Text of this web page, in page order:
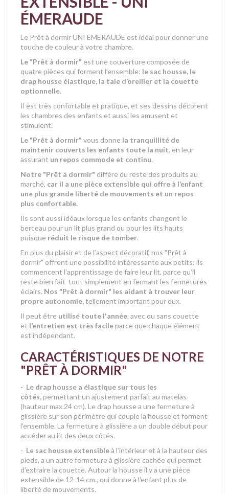
ÉMERAUDE
Le Prêt à dormir UNI ÉMERAUDE est idéal pour donner une
touche de couleur à votre chambre.
Le "Prêt à dormir" est une couverture composée de
quatre pièces qui forment l’ensemble: le sac housse, le
drap housse élastique, la taie d’oreiller et la couette
optionnelle.
Il est très confortable et pratique, et ses dessins décorent
les chambres des enfants et aussi les amusent et
stimulent.
Le "Prêt à dormir" vous donne la tranquillité de
maintenir couverts les enfants toute la nuit, en leur
assurant un repos commode et continu.
Notre "Prêt à dormir" diffère du reste des produits au
marché, car il a une pièce extensible qui offre à l’enfant
une plus grande liberté de mouvements et un repos
plus confortable.
Ils sont aussi idéaux lorsque les enfants changent le
berceau pour un lit plus grand ou pour les lits hauts
puisque réduit le risque de tomber.
En plus du plaisir et de l’aspect décoratif, nos "Prêt à
dormir" offrent une possibilité intéressante aux petits: ils
commencent l'apprentissage de faire leur lit, parce qu’il
reste bien fait tout simplement en fermant les fermetures
éclairs. Nos "Prêt à dormir" les aidant à trouver leur
propre autonomie,tellement important pour eux.
Il peut être utilisé toute l'année, avec ou sans couette
et l’entretien est très facileparce que chaque élément
est indépendant.
CARACTÉRISTIQUES DE NOTRE
"PRÊT À DORMIR"
- Le drap housse a élastique sur tous les
côtés,permettant un ajustement parfait au matelas
(hauteur max.24 cm). Le drap housse a une fermeture à
glissière sur son périmètre qui couple la housse et forment
l'ensemble. La fermeture à glissière a un double début pour
accéder au lit des deux côtés.
- Le sac housse extensibleà l’intérieur et à la hauteur des
pieds, a un autre fermeture à glissière cachée qui permet
d’extraire la couette. Autour la housse il y a une pièce
extensible de 12-14 cm., qui donne à l'enfant plus de
liberté de mouvements.